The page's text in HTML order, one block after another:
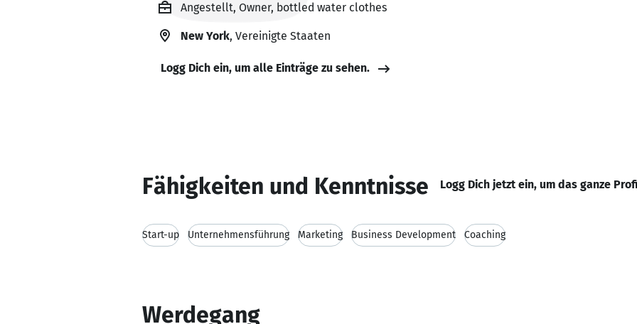
Angestellt, Owner, bottled water clothes
New York, Vereinigte Staaten
Logg Dich ein, um alle Einträge zu sehen.
Fähigkeiten und Kenntnisse Logg Dich jetzt ein, um das ganze
Start-up Unternehmensführung Marketing Business Development Coaching
Werdegang